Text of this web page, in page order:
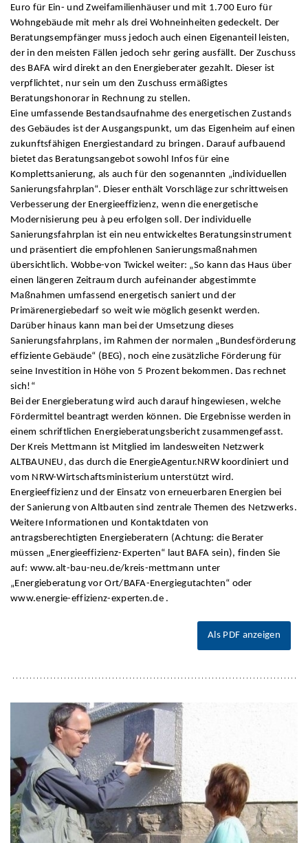
Euro für Ein- und Zweifamilienhäuser und mit 1.700 Euro für
Wohngebäude mit mehr als drei Wohneinheiten gedeckelt. Der
Beratungsempfänger muss jedoch auch einen Eigenanteil leisten,
der in den meisten Fällen jedoch sehr gering ausfällt. Der Zuschuss
des BAFA wird direkt an den Energieberater gezahlt. Dieser ist
verpflichtet, nur sein um den Zuschuss ermäßigtes
Beratungshonorar in Rechnung zu stellen.
Eine umfassende Bestandsaufnahme des energetischen Zustands
des Gebäudes ist der Ausgangspunkt, um das Eigenheim auf einen
zukunftsfähigen Energiestandard zu bringen. Darauf aufbauend
bietet das Beratungsangebot sowohl Infos für eine
Komplettsanierung, als auch für den sogenannten „individuellen
Sanierungsfahrplan“. Dieser enthält Vorschläge zur schrittweisen
Verbesserung der Energieeffizienz, wenn die energetische
Modernisierung peu à peu erfolgen soll. Der individuelle
Sanierungsfahrplan ist ein neu entwickeltes Beratungsinstrument
und präsentiert die empfohlenen Sanierungsmaßnahmen
übersichtlich. Wobbe-von Twickel weiter: „So kann das Haus über
einen längeren Zeitraum durch aufeinander abgestimmte
Maßnahmen umfassend energetisch saniert und der
Primärenergiebedarf so weit wie möglich gesenkt werden.
Darüber hinaus kann man bei der Umsetzung dieses
Sanierungsfahrplans, im Rahmen der normalen „Bundesförderung
effiziente Gebäude“ (BEG), noch eine zusätzliche Förderung für
seine Investition in Höhe von 5 Prozent bekommen. Das rechnet
sich!“
Bei der Energieberatung wird auch darauf hingewiesen, welche
Fördermittel beantragt werden können. Die Ergebnisse werden in
einem schriftlichen Energieberatungsbericht zusammengefasst.
Der Kreis Mettmann ist Mitglied im landesweiten Netzwerk
ALTBAUNEU, das durch die EnergieAgentur.NRW koordiniert und
vom NRW-Wirtschaftsministerium unterstützt wird.
Energieeffizienz und der Einsatz von erneuerbaren Energien bei
der Sanierung von Altbauten sind zentrale Themen des Netzwerks.
Weitere Informationen und Kontaktdaten von
antragsberechtigten Energieberatern (Achtung: die Berater
müssen „Energieeffizienz-Experten“ laut BAFA sein), finden Sie
auf: www.alt-bau-neu.de/kreis-mettmann unter
„Energieberatung vor Ort/BAFA-Energiegutachten“ oder
www.energie-effizienz-experten.de .
Als PDF anzeigen